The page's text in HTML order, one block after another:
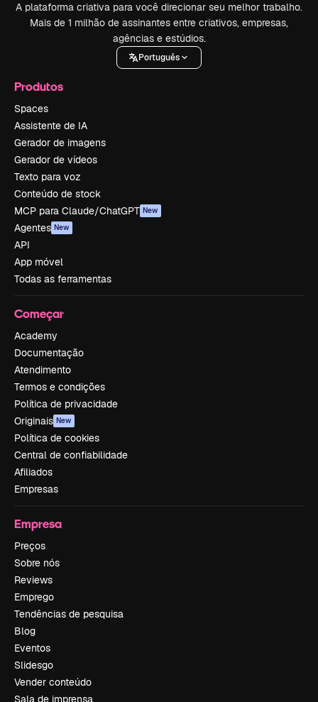
A plataforma criativa para você direcionar seu melhor trabalho.
Mais de 1 milhão de assinantes entre criativos, empresas,
agências e estúdios.
Português
Produtos
Spaces
Assistente de IA
Gerador de imagens
Gerador de vídeos
Texto para voz
Conteúdo de stock
MCP para Claude/ChatGPT New
Agentes New
API
App móvel
Todas as ferramentas
Começar
Academy
Documentação
Atendimento
Termos e condições
Política de privacidade
Originais New
Política de cookies
Central de confiabilidade
Afiliados
Empresas
Empresa
Preços
Sobre nós
Reviews
Emprego
Tendências de pesquisa
Blog
Eventos
Slidesgo
Vender conteúdo
Sala de imprensa